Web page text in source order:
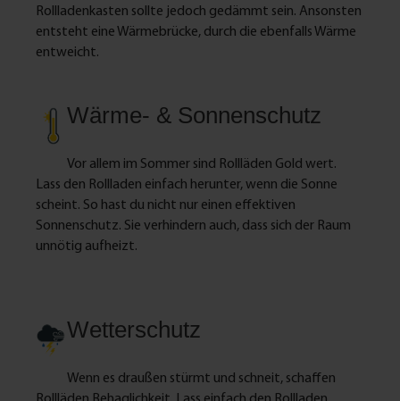
Rollladenkasten sollte jedoch gedämmt sein. Ansonsten
entsteht eine Wärmebrücke, durch die ebenfalls Wärme
entweicht.
Wärme- & Sonnenschutz
Vor allem im Sommer sind Rollläden Gold wert.
Lass den Rollladen einfach herunter, wenn die Sonne
scheint. So hast du nicht nur einen effektiven
Sonnenschutz. Sie verhindern auch, dass sich der Raum
unnötig aufheizt.
Wetterschutz
Wenn es draußen stürmt und schneit, schaffen